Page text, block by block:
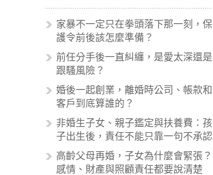
生未盡告知義務、醫療處置疏失、手
術疏失、術後照顧失當、醫療費用的
收取。雖然醫學進步，但醫生與病患
案例中最後都走向訴訟流程，我們如
果不幸遇到相關醫療糾紛時究竟該怎
麼處理呢？醫療糾紛相關的內容其實
非常多，有些案例…
家暴不一定只在拳頭落下那一刻，保
護令前後該怎麼準備？
前任分手後一直糾纏，是愛太深還是
跟騷風險？
婚後一起創業，離婚時公司、帳款和
客戶到底算誰的？
非婚生子女、親子鑑定與扶養費：孩
子出生後，責任不能只靠一句不承認
高齡父母再婚，子女為什麼會緊張？
感情、財產與照顧責任都要說清楚